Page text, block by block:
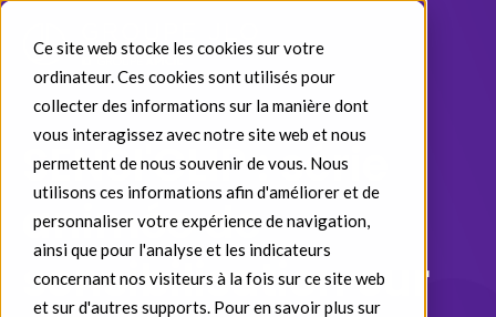
Ce site web stocke les cookies sur votre
ordinateur. Ces cookies sont utilisés pour
collecter des informations sur la manière dont
vous interagissez avec notre site web et nous
permettent de nous souvenir de vous. Nous
utilisons ces informations afin d'améliorer et de
personnaliser votre expérience de navigation,
ainsi que pour l'analyse et les indicateurs
concernant nos visiteurs à la fois sur ce site web
et sur d'autres supports. Pour en savoir plus sur
SENSI'CLIP : série
animée de
sensibilisation sur